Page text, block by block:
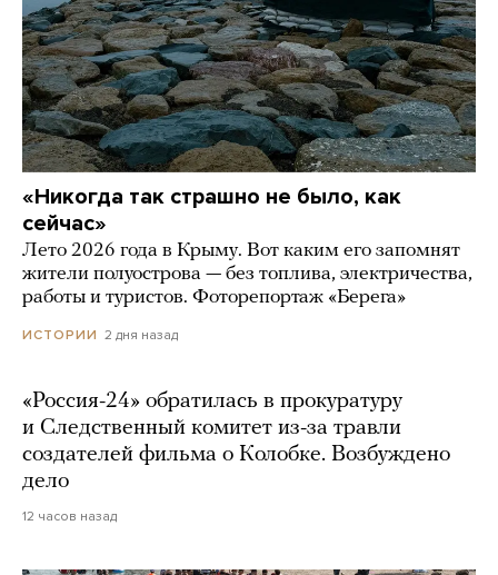
«Никогда так страшно не было, как
сейчас»
Лето 2026 года в Крыму. Вот каким его запомнят
жители полуострова — без топлива, электричества,
работы и туристов. Фоторепортаж «Берега»
ИСТОРИИ 2 дня назад
«Россия-24» обратилась в прокуратуру
и Следственный комитет из-за травли
создателей фильма о Колобке. Возбуждено
дело
12 часов назад